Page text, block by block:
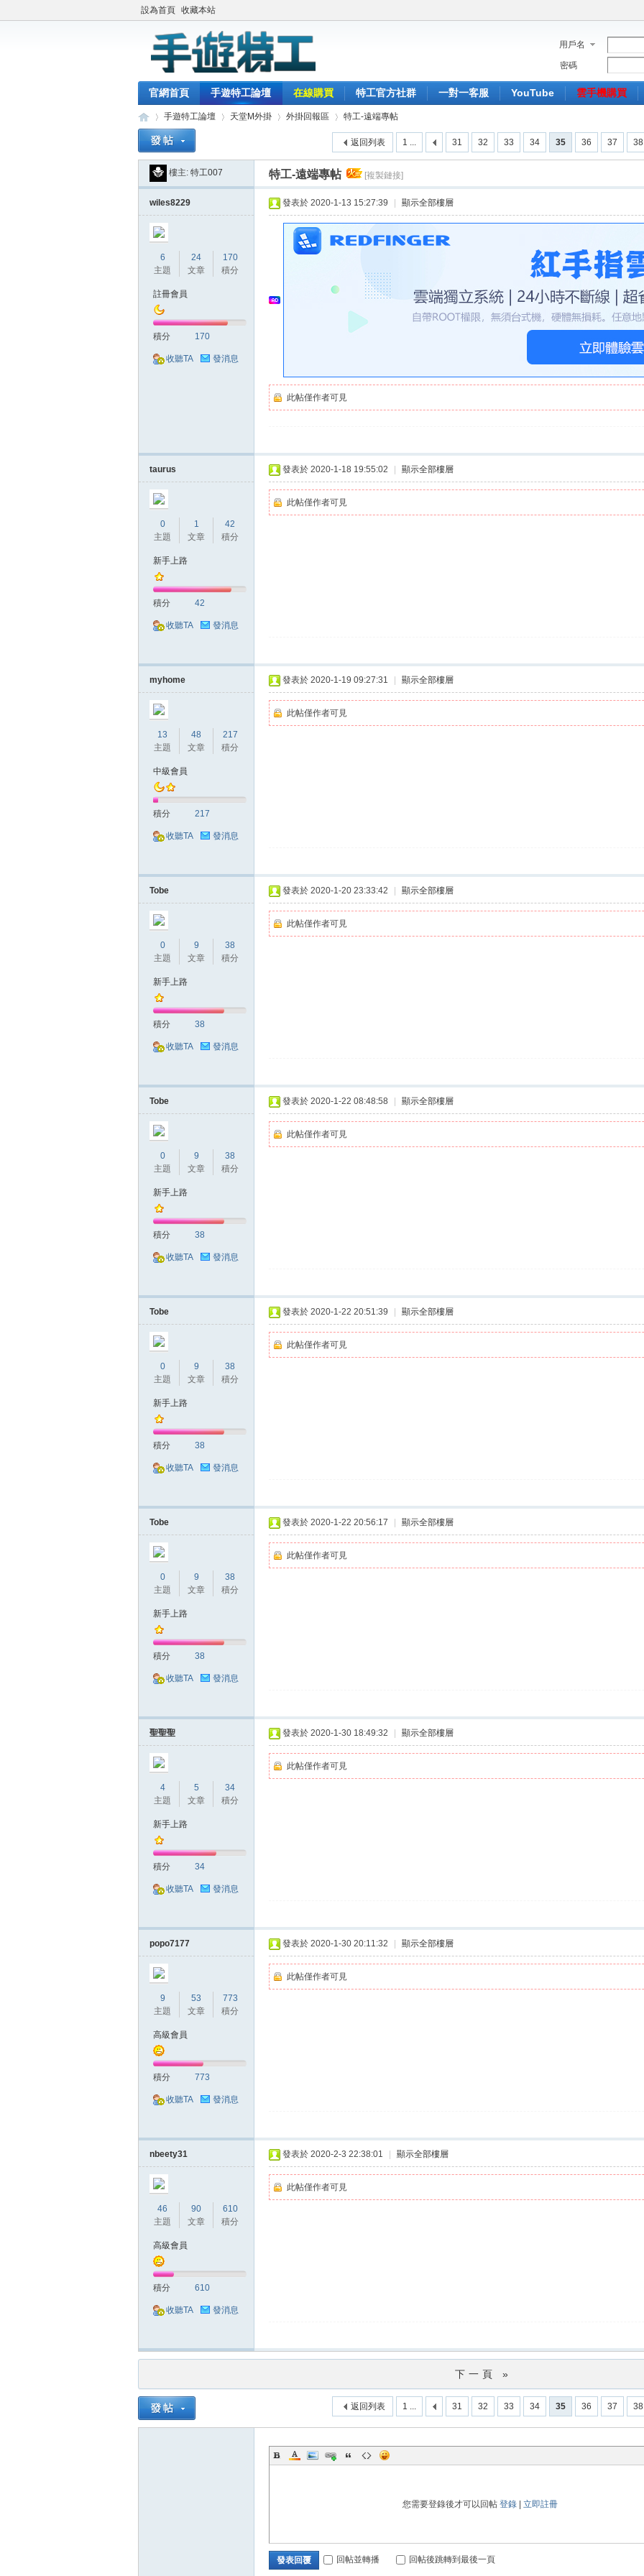
設為首頁 收藏本站
用戶名
密碼
官網首頁 手遊特工論壇 在線購買 特工官方社群 一對一客服 YouTube 雲手機購買
»
手遊特工論壇
›
天堂M外掛
›
外掛回報區
›
特工-遠端專帖
1 ... 31 32 33 34 35 36 37 38
返回列表
樓主: 特工007 特工-遠端專帖 [複製鏈接]
wiles8229
6
主題
24
文章
170
積分
註冊會員
積分 170
收聽TA 發消息
發表於 2020-1-13 15:27:39 顯示全部樓層
此帖僅作者可見
taurus
0
主題
1
文章
42
積分
新手上路
積分 42
收聽TA 發消息
發表於 2020-1-18 19:55:02 顯示全部樓層
此帖僅作者可見
myhome
13
主題
48
文章
217
積分
中級會員
積分 217
收聽TA 發消息
發表於 2020-1-19 09:27:31 顯示全部樓層
此帖僅作者可見
Tobe
0
主題
9
文章
38
積分
新手上路
積分 38
收聽TA 發消息
發表於 2020-1-20 23:33:42 顯示全部樓層
此帖僅作者可見
Tobe
0
主題
9
文章
38
積分
新手上路
積分 38
收聽TA 發消息
發表於 2020-1-22 08:48:58 顯示全部樓層
此帖僅作者可見
Tobe
0
主題
9
文章
38
積分
新手上路
積分 38
收聽TA 發消息
發表於 2020-1-22 20:51:39 顯示全部樓層
此帖僅作者可見
Tobe
0
主題
9
文章
38
積分
新手上路
積分 38
收聽TA 發消息
發表於 2020-1-22 20:56:17 顯示全部樓層
此帖僅作者可見
聖聖聖
4
主題
5
文章
34
積分
新手上路
積分 34
收聽TA 發消息
發表於 2020-1-30 18:49:32 顯示全部樓層
此帖僅作者可見
popo7177
9
主題
53
文章
773
積分
高級會員
積分 773
收聽TA 發消息
發表於 2020-1-30 20:11:32 顯示全部樓層
此帖僅作者可見
nbeety31
46
主題
90
文章
610
積分
高級會員
積分 610
收聽TA 發消息
發表於 2020-2-3 22:38:01 顯示全部樓層
此帖僅作者可見
下一頁 »
1 ... 31 32 33 34 35 36 37 38
返回列表
您需要登錄後才可以回帖 登錄| 立即註冊
發表回覆 回帖並轉播 回帖後跳轉到最後一頁